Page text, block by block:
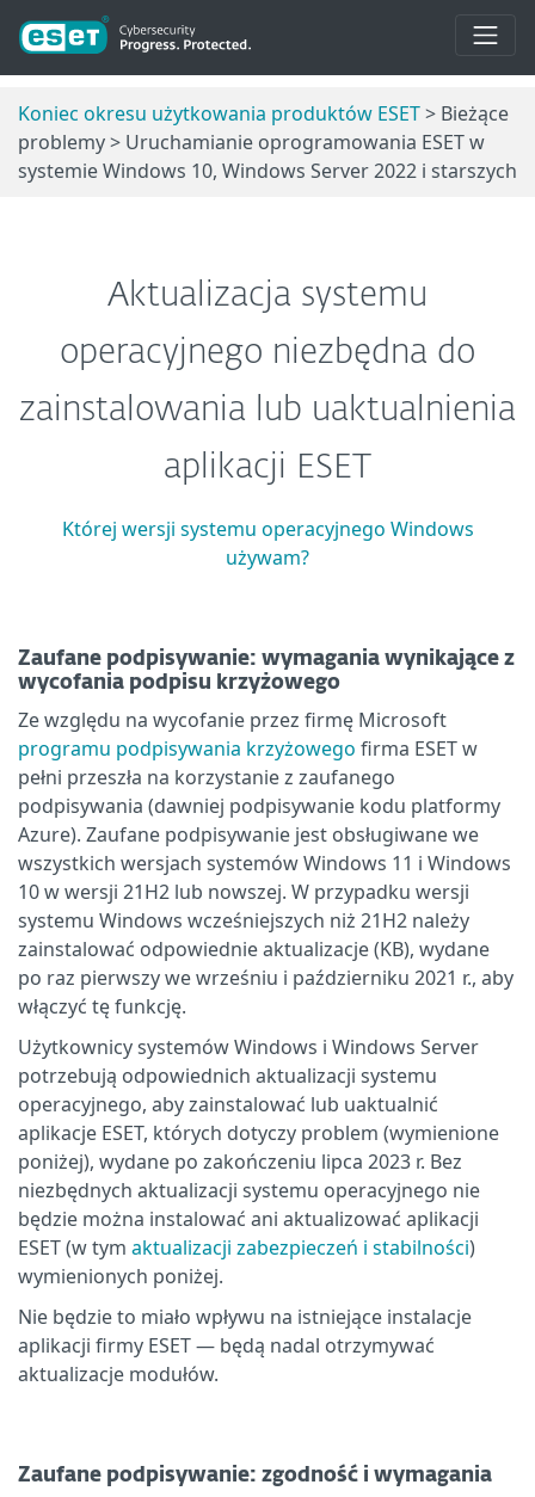
Koniec okresu użytkowania produktów ESET> Bieżące
problemy > Uruchamianie oprogramowania ESET w
systemie Windows 10, Windows Server 2022 i starszych
Aktualizacja systemu
operacyjnego niezbędna do
zainstalowania lub uaktualnienia
aplikacji ESET
Której wersji systemu operacyjnego Windows
używam?
Zaufane podpisywanie: wymagania wynikające z
wycofania podpisu krzyżowego
Ze względu na wycofanie przez firmę Microsoft
programu podpisywania krzyżowego firma ESET w
pełni przeszła na korzystanie z zaufanego
podpisywania (dawniej podpisywanie kodu platformy
Azure). Zaufane podpisywanie jest obsługiwane we
wszystkich wersjach systemów Windows 11 i Windows
10 w wersji 21H2 lub nowszej. W przypadku wersji
systemu Windows wcześniejszych niż 21H2 należy
zainstalować odpowiednie aktualizacje (KB), wydane
po raz pierwszy we wrześniu i październiku 2021 r., aby
włączyć tę funkcję.
Użytkownicy systemów Windows i Windows Server
potrzebują odpowiednich aktualizacji systemu
operacyjnego, aby zainstalować lub uaktualnić
aplikacje ESET, których dotyczy problem (wymienione
poniżej), wydane po zakończeniu lipca 2023 r. Bez
niezbędnych aktualizacji systemu operacyjnego nie
będzie można instalować ani aktualizować aplikacji
ESET (w tym aktualizacji zabezpieczeń i stabilności)
wymienionych poniżej.
Nie będzie to miało wpływu na istniejące instalacje
aplikacji firmy ESET — będą nadal otrzymywać
aktualizacje modułów.
Zaufane podpisywanie: zgodność i wymagania